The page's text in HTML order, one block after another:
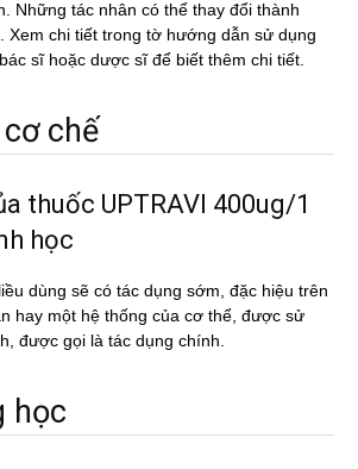
Những tác nhân có thể thay đổi thành
Xem chi tiết trong tờ hướng dẫn sử dụng
sĩ hoặc dược sĩ để biết thêm chi tiết.
chế
thuốc UPTRAVI 400ug/1
học
dùng sẽ có tác dụng sớm, đặc hiệu trên
hay một hệ thống của cơ thể, được sử
được gọi là tác dụng chính.
học